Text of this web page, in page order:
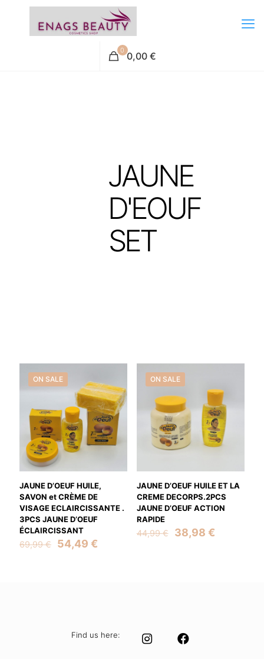
0 0,00 €
JAUNE
D'EOUF
SET
ON SALE
JAUNE D’OEUF HUILE,
SAVON et CRÈME DE
VISAGE ECLAIRCISSANTE .
3PCS JAUNE D’OEUF
ÉCLAIRCISSANT
69,99€
Original
54,49 €
ON SALE
JAUNE D’OEUF HUILE ET LA
CREME DECORPS.2PCS
JAUNE D’OEUF ACTION
RAPIDE
44,99€
Original
38,98 €Current
Find us here: